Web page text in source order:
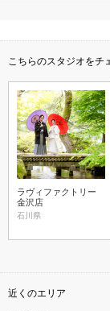
こちらのスタジオをチ
ラヴィファクトリー
金沢店
石川県
近くのエリア